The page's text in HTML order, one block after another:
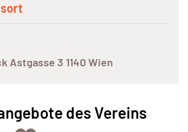
Astgasse 3 1140 Wien
des Vereins